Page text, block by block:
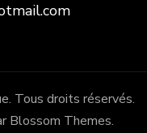
. Tous droits réservés.
Blossom Themes.